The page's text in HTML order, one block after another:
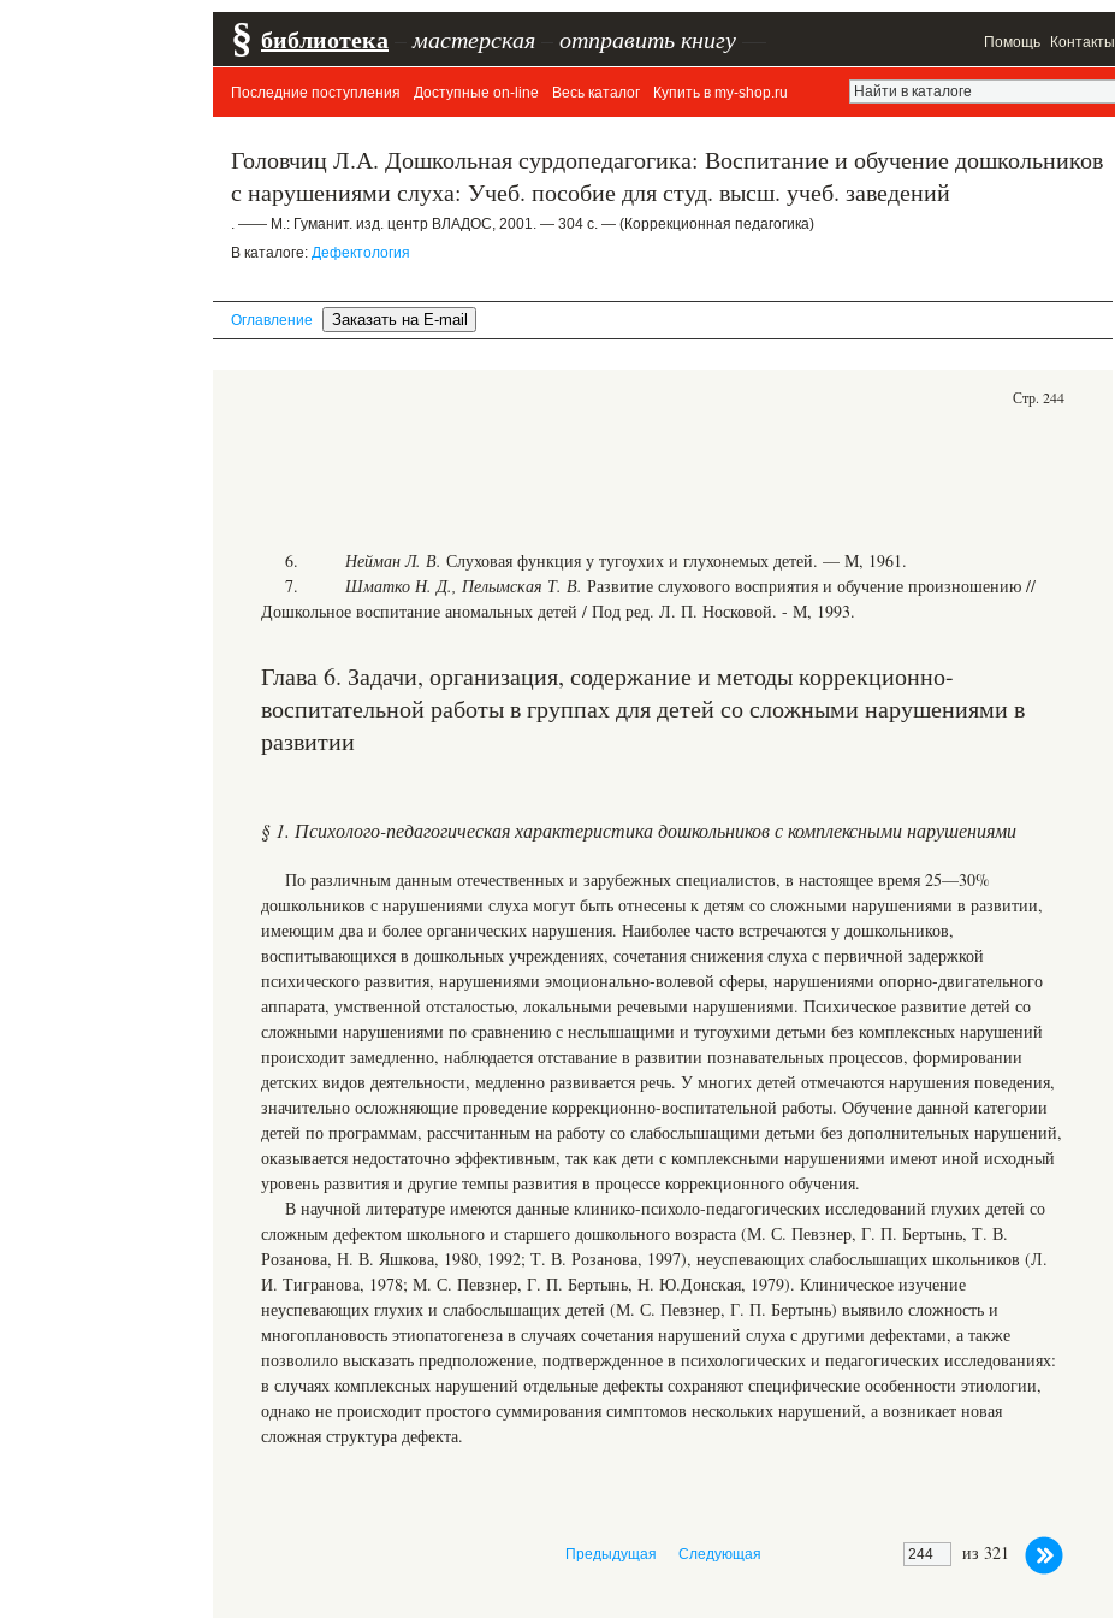
§ библиотека мастерская отправить книгу Помощь Контакты
Последние поступления Доступные on-line Весь каталог Купить в my-shop.ru
Головчиц Л.А. Дошкольная сурдопедагогика: Воспитание и обучение дошкольников
с нарушениями слуха: Учеб. пособие для студ. высш. учеб. заведений
. —— М.: Гуманит. изд. центр ВЛАДОС, 2001. — 304 с. — (Коррекционная педагогика)
В каталоге: Дефектология
Оглавление
Стр. 244
6. Нейман Л. В. Слуховая функция у тугоухих и глухонемых детей. — М, 1961.
7. Шматко Н. Д., Пелымская Т. В. Развитие слухового восприятия и обучение произношению //
Дошкольное воспитание аномальных детей / Под ред. Л. П. Носковой. - М, 1993.
Глава 6. Задачи, организация, содержание и методы коррекционно-
воспитательной работы в группах для детей со сложными нарушениями в
развитии
§ 1. Психолого-педагогическая характеристика дошкольников с комплексными нарушениями
По различным данным отечественных и зарубежных специалистов, в настоящее время 25—30%
дошкольников с нарушениями слуха могут быть отнесены к детям со сложными нарушениями в развитии,
имеющим два и более органических нарушения. Наиболее часто встречаются у дошкольников,
воспитывающихся в дошкольных учреждениях, сочетания снижения слуха с первичной задержкой
психического развития, нарушениями эмоционально-волевой сферы, нарушениями опорно-двигательного
аппарата, умственной отсталостью, локальными речевыми нарушениями. Психическое развитие детей со
сложными нарушениями по сравнению с неслышащими и тугоухими детьми без комплексных нарушений
происходит замедленно, наблюдается отставание в развитии познавательных процессов, формировании
детских видов деятельности, медленно развивается речь. У многих детей отмечаются нарушения поведения,
значительно осложняющие проведение коррекционно-воспитательной работы. Обучение данной категории
детей по программам, рассчитанным на работу со слабослышащими детьми без дополнительных нарушений,
оказывается недостаточно эффективным, так как дети с комплексными нарушениями имеют иной исходный
уровень развития и другие темпы развития в процессе коррекционного обучения.
В научной литературе имеются данные клинико-психоло-педагогических исследований глухих детей со
сложным дефектом школьного и старшего дошкольного возраста (М. С. Певзнер, Г. П. Бертынь, Т. В.
Розанова, Н. В. Яшкова, 1980, 1992; Т. В. Розанова, 1997), неуспевающих слабослышащих школьников (Л.
И. Тигранова, 1978; М. С. Певзнер, Г. П. Бертынь, Н. Ю.Донская, 1979). Клиническое изучение
неуспевающих глухих и слабослышащих детей (М. С. Певзнер, Г. П. Бертынь) выявило сложность и
многоплановость этиопатогенеза в случаях сочетания нарушений слуха с другими дефектами, а также
позволило высказать предположение, подтвержденное в психологических и педагогических исследованиях:
в случаях комплексных нарушений отдельные дефекты сохраняют специфические особенности этиологии,
однако не происходит простого суммирования симптомов нескольких нарушений, а возникает новая
сложная структура дефекта.
из 321
Предыдущая Следующая